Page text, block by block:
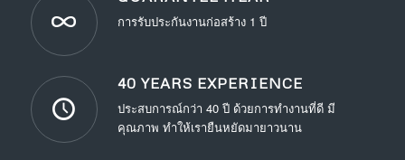
การรับประกันงานก่อสร้าง 1 ปี
40 YEARS EXPERIENCE
ประสบการณ์กว่า 40 ปี ด้วยการทำงานที่ดี มี
คุณภาพ ทำให้เรายืนหยัดมายาวนาน